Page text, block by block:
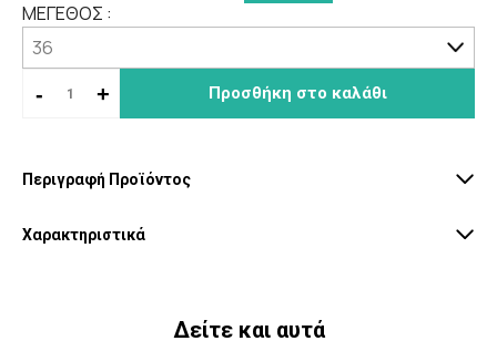
ΜΕΓΕΘΟΣ :
- + Προσθήκη στο καλάθι
Περιγραφή Προϊόντος
Χαρακτηριστικά
Δείτε και αυτά